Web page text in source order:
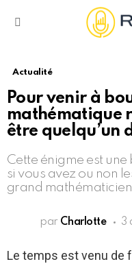
Actualité
Pour venir à
mathématique
être quelqu’un
Cette énigme est
si vous avez ou non
grand
par Charlotte 3
Le temps est venu de